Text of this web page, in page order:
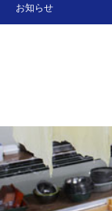
お知らせ